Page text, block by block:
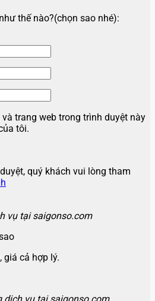
thế nào?(chọn sao nhé):
trang web trong trình duyệt này
tôi.
quý khách vui lòng tham
vụ tại saigonso.com
giá cả hợp lý.